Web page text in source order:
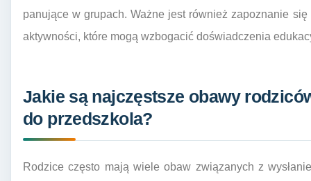
panujące w grupach. Ważne jest również zapoznanie
aktywności, które mogą wzbogacić doświadczenia
Jakie są najczęstsze obawy
do przedszkola?
Rodzice często mają wiele obaw związanych z